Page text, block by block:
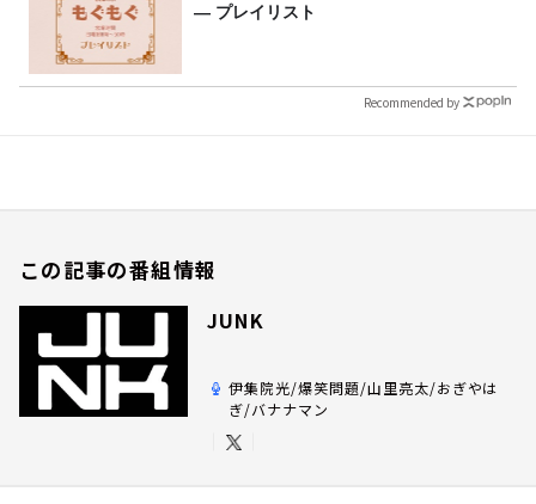
― プレイリスト
Recommended by
この記事の番組情報
JUNK
伊集院光/爆笑問題/山里亮太/おぎやは
ぎ/バナナマン